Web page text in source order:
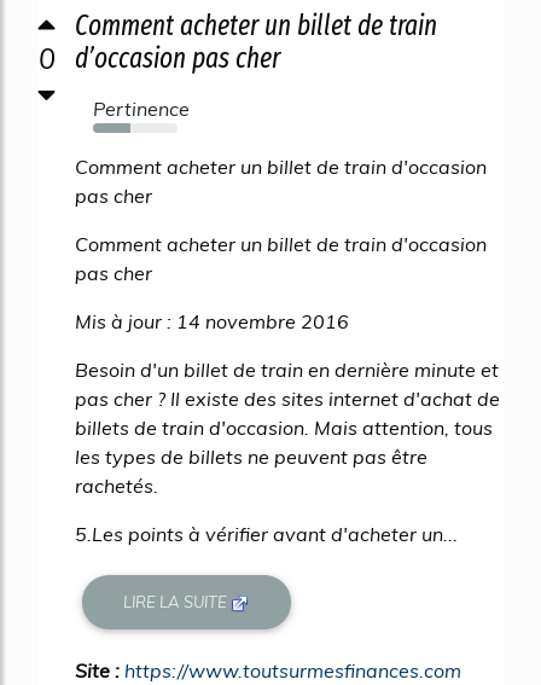
0
Comment acheter un billet de train
d’occasion pas cher
Pertinence
44%
Comment acheter un billet de train d'occasion
pas cher
Comment acheter un billet de train d'occasion
pas cher
Mis à jour : 14 novembre 2016
Besoin d'un billet de train en dernière minute et
pas cher ? Il existe des sites internet d'achat de
billets de train d'occasion. Mais attention, tous
les types de billets ne peuvent pas être
rachetés.
5.Les points à vérifier avant d'acheter un...
LIRE LA SUITE
Site : https://www.toutsurmesfinances.com